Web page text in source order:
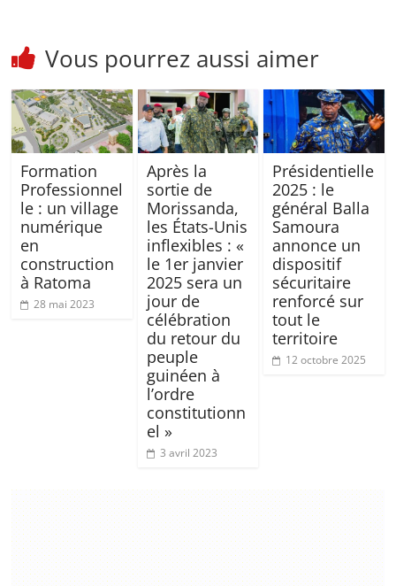
Vous pourrez aussi aimer
Formation
Professionnel
le : un village
numérique
en
construction
à Ratoma
28 mai 2023
Après la
sortie de
Morissanda,
les États-Unis
inflexibles : «
le 1er janvier
2025 sera un
jour de
célébration
du retour du
peuple
guinéen à
l’ordre
constitutionn
el »
3 avril 2023
Présidentielle
2025 : le
général Balla
Samoura
annonce un
dispositif
sécuritaire
renforcé sur
tout le
territoire
12 octobre 2025